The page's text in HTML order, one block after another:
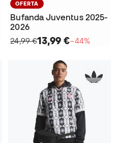
OFERTA
Bufanda Juventus 2025-
2026
24,99 €13,99 €−44%